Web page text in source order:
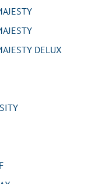
DELUX